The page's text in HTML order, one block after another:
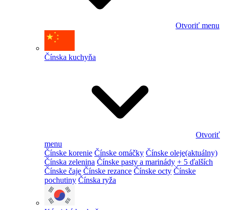
Otvoriť menu
Čínska kuchyňa
Otvoriť
menu
Čínske korenie Čínske omáčky Čínske oleje(aktuálny)
Čínska zelenina Čínske pasty a marinády + 5 ďalších
Čínske čaje Čínske rezance Čínske octy Čínske
pochutiny Čínska ryža